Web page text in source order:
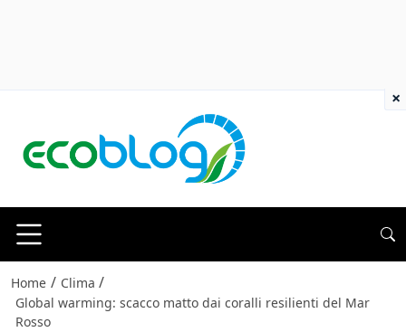
Home / Clima /
Global warming: scacco matto dai coralli resilienti del Mar
Rosso
×